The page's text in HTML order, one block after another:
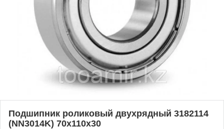
Подшипник роликовый двухрядный 3182114
(NN3014K) 70x110x30